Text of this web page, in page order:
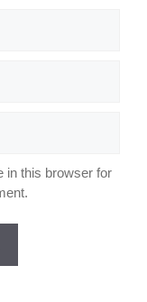
in this browser for